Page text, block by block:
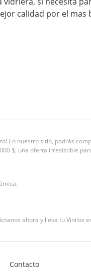
calidad por el mas
En nuestro sitio, podrás
$, una oferta irresistible
ahora y lleva tu
Contacto